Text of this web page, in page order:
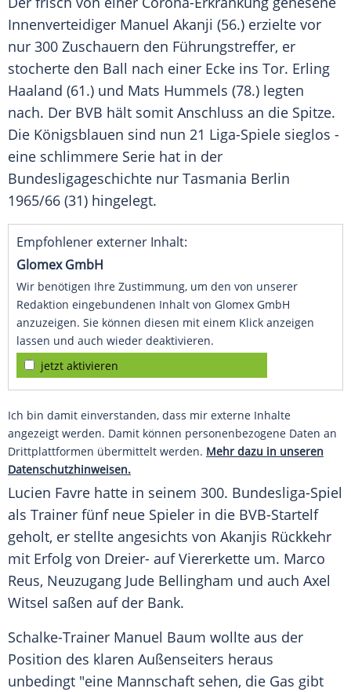
Innenverteidiger Manuel Akanji (56.) erzielte vor
nur 300 Zuschauern den Führungstreffer, er
stocherte den Ball nach einer Ecke ins Tor. Erling
Haaland (61.) und Mats Hummels (78.) legten
nach. Der BVB hält somit Anschluss an die Spitze.
Die Königsblauen sind nun 21 Liga-Spiele sieglos -
eine schlimmere Serie hat in der
Bundesligageschichte nur Tasmania Berlin
1965/66 (31) hingelegt.
Empfohlener externer Inhalt:
Glomex GmbH
Wir benötigen Ihre Zustimmung, um den von unserer
Redaktion eingebundenen Inhalt von Glomex GmbH
anzuzeigen. Sie können diesen mit einem Klick anzeigen
lassen und auch wieder deaktivieren.
jetzt aktivieren
Ich bin damit einverstanden, dass mir externe Inhalte
angezeigt werden. Damit können personenbezogene Daten an
Drittplattformen übermittelt werden. Mehr dazu in unseren
Datenschutzhinweisen.
Lucien Favre hatte in seinem 300. Bundesliga-Spiel
als Trainer fünf neue Spieler in die BVB-Startelf
geholt, er stellte angesichts von Akanjis Rückkehr
mit Erfolg von Dreier- auf Viererkette um. Marco
Reus, Neuzugang Jude Bellingham und auch Axel
Witsel saßen auf der Bank.
Schalke-Trainer Manuel Baum wollte aus der
Position des klaren Außenseiters heraus
unbedingt "eine Mannschaft sehen, die Gas gibt